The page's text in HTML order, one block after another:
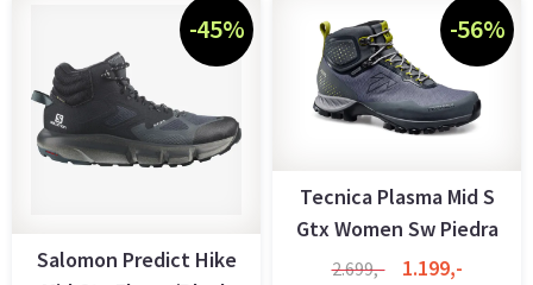
-45%
Salomon Predict Hike
-56%
Tecnica Plasma Mid S
Gtx Women Sw Piedra
Dy Campo
2.699,- 1.199,-